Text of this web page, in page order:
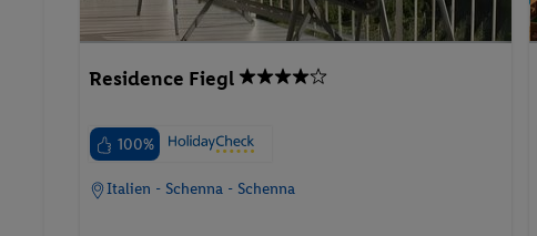
Residence Fiegl
100%
Italien - Schenna - Schenna